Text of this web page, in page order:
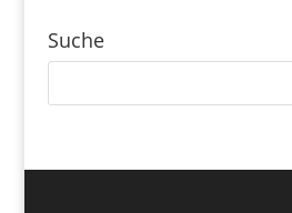
Suche